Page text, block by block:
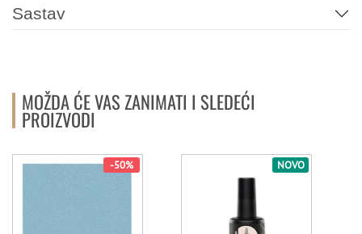
Sastav
MOŽDA ĆE VAS ZANIMATI I SLEDEĆI
PROIZVODI
-50% NOVO